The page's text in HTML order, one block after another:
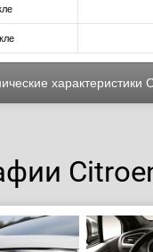
характеристики